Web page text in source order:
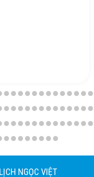
NGỌC VIỆT